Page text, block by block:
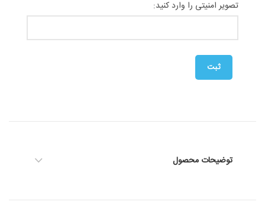
تصویر امنیتی را وارد کنید:
توضیحات محصول